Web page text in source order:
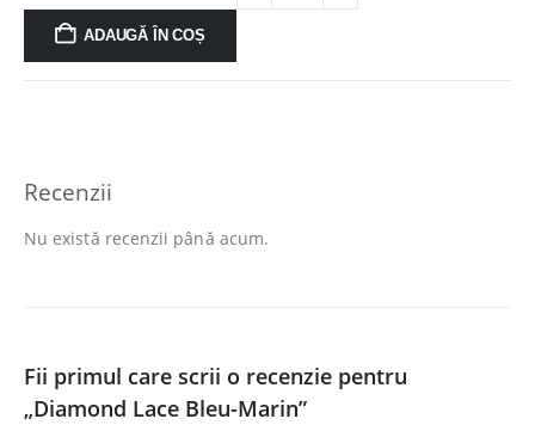
ADAUGĂ ÎN COȘ
Recenzii
Nu există recenzii până acum.
Fii primul care scrii o recenzie pentru
„Diamond Lace Bleu-Marin”